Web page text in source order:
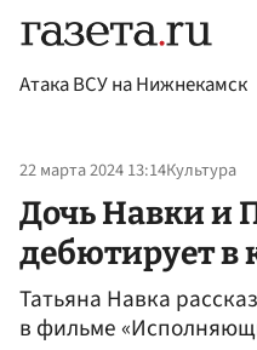
Атака ВСУ на Нижнекамск
22 марта 2024 13:14Культура
Дочь Навки и
дебютирует в
Татьяна Навка
в фильме